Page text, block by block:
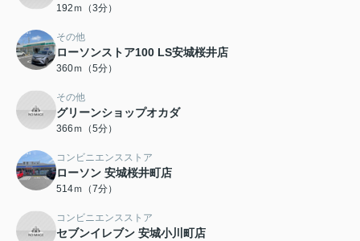
192ｍ（3分）
その他
ローソンストア100 LS安城桜井店
360ｍ（5分）
その他
グリーンショップオカダ
366ｍ（5分）
コンビニエンスストア
ローソン 安城桜井町店
514ｍ（7分）
コンビニエンスストア
セブンイレブン 安城小川町店